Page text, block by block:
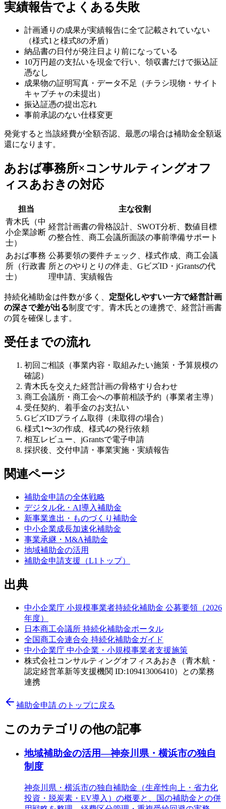
実績報告でよくある失敗
計画通りの成果が実績報告に全て記載されていない
（様式1と様式8の矛盾）
納品書の日付が発注日より前になっている
10万円超の支払いを現金で行い、領収書だけで振込証
憑なし
成果物の証明写真・データ不足（チラシ現物・サイト
キャプチャの未提出）
振込証憑の提出忘れ
事前承認のない仕様変更
発覚すると当該経費が全額否認、最悪の場合は補助金全額返
還になります。
あおば事務所×コンサルティングオフ
ィスあおきの対応
担当
主な役割
青木氏（中
小企業診断
士）
経営計画書の骨格設計、SWOT分析、数値目標
の整合性、商工会議所面談の事前準備サポート
あおば事務
所（行政書
士）
公募要領の要件チェック、様式作成、商工会議
所とのやりとりの伴走、GビズID・jGrantsの代
理申請、実績報告
持続化補助金は件数が多く、 定型化しやすい一方で経営計画
の深さで差が出る制度です。青木氏との連携で、経営計画書
の質を確保します。
受任までの流れ
初回ご相談（事業内容・取組みたい施策・予算規模の
確認）
青木氏を交えた経営計画の骨格すり合わせ
商工会議所・商工会への事前相談予約（事業者主導）
受任契約、着手金のお支払い
GビズIDプライム取得（未取得の場合）
様式1〜3の作成、様式4の発行依頼
相互レビュー、jGrantsで電子申請
採択後、交付申請・事業実施・実績報告
関連ページ
補助金申請の全体戦略
デジタル化・AI導入補助金
新事業進出・ものづくり補助金
中小企業成長加速化補助金
事業承継・M&A補助金
地域補助金の活用
補助金申請支援（L1トップ）
出典
中小企業庁 小規模事業者持続化補助金 公募要領（2026
年度）
日本商工会議所 持続化補助金ポータル
全国商工会連合会 持続化補助金ガイド
中小企業庁 中小企業・小規模事業者支援施策
株式会社コンサルティングオフィスあおき（青木航・
認定経営革新等支援機関 ID:109413006410）との業務
連携
補助金申請 のトップに戻る
このカテゴリの他の記事
地域補助金の活用—神奈川県・横浜市の独自
制度
神奈川県・横浜市の独自補助金（生産性向上・省力化
投資・脱炭素・EV導入）の概要と、国の補助金との併